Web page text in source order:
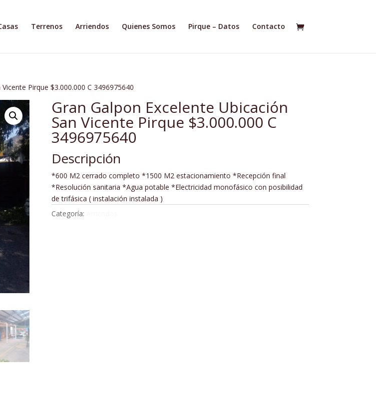
Terrenos Arriendos Quienes Somos Pirque – Datos Contacto
Pirque $3.000.000 C 3496975640
Gran Galpon Excelente Ubicación
San Vicente Pirque $3.000.000 C
3496975640
Descripción
*600 M2 cerrado completo *1500 M2 estacionamiento *Recepción final
*Resolución sanitaria *Agua potable *Electricidad monofásico con posibilidad
de trifásica ( instalación instalada )
Categoría: